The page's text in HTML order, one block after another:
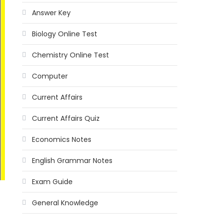
Answer Key
Biology Online Test
Chemistry Online Test
Computer
Current Affairs
Current Affairs Quiz
Economics Notes
English Grammar Notes
Exam Guide
General Knowledge